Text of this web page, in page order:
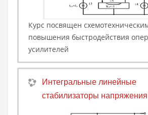
Курс посвящен
повышения быстродействия
усилителей
Интегральные линейные
стабилизаторы напряжения